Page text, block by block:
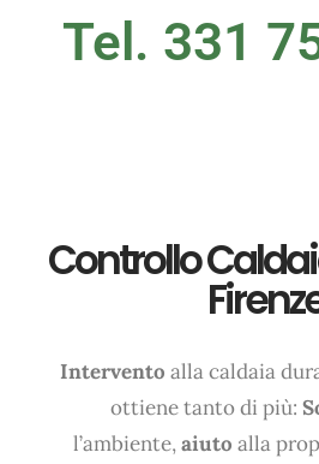
Tel. 331
Controllo
Intervento alla caldaia
ottiene tanto di più:
l’ambiente, aiuto alla